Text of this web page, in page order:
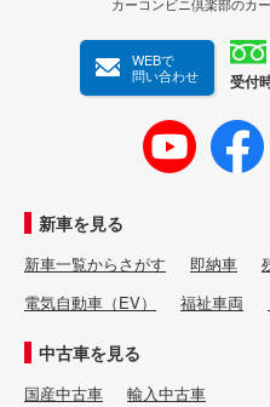
WEBで
問い合わせ
受付
新車を見る
新車一覧からさがす 即納車
電気自動車（EV）
福祉車両
中古車を見る
国産中古車 輸入中古車